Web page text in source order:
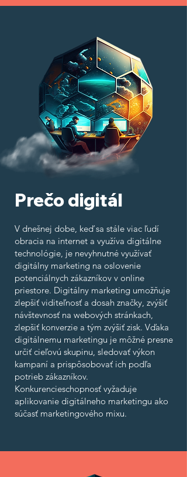
Prečo digitál
V dnešnej dobe, keď sa stále viac ľudí
obracia na internet a využíva digitálne
technológie, je nevyhnutné využívať
digitálny marketing na oslovenie
potenciálnych zákazníkov v online
priestore. Digitálny marketing umožňuje
zlepšiť viditeľnosť a dosah značky, zvýšiť
návštevnosť na webových stránkach,
zlepšiť konverzie a tým zvýšiť zisk. Vďaka
digitálnemu marketingu je môžné presne
určiť cieľovú skupinu, sledovať výkon
kampaní a prispôsobovať ich podľa
potrieb zákazníkov.
Konkurencieschopnosť vyžaduje
aplikovanie digitálneho marketingu ako
súčasť marketingového mixu.